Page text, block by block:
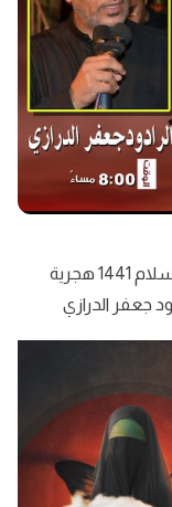
استشهاد السيدة رقية بنت الحسين عليها السلام 1441 هجرية
جعفر الدرازي